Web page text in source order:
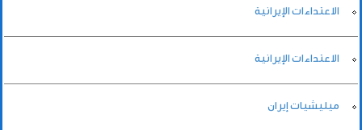
الاعتداءات الإيرانية
الاعتداءات الإيرانية
ميليشيات إيران